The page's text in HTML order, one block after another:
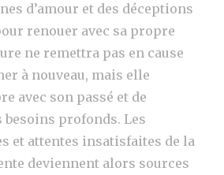
d’amour et des déceptions
renouer avec sa propre
ne remettra pas en cause
à nouveau, mais elle
avec son passé et de
besoins profonds. Les
et attentes insatisfaites de la
deviennent alors sources